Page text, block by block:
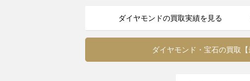
ダイヤモンドの買取実績を見る
ダイヤモンド・宝石の買取